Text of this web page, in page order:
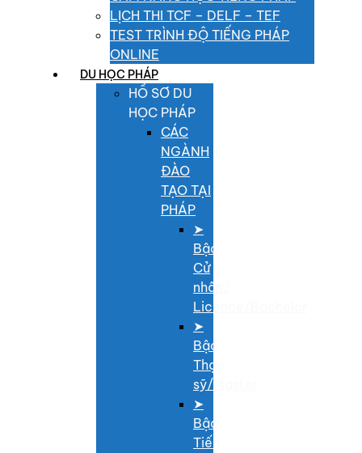
LỊCH THI TCF – DELF – TEF
TEST TRÌNH ĐỘ TIẾNG PHÁP
ONLINE
DU HỌC PHÁP
HỒ SƠ DU
HỌC PHÁP
CÁC
NGÀNH
ĐÀO
TẠO TẠI
PHÁP
➤
Bậc
Cử
nhân/
Licence/Bachelor
➤
Bậc
Thạc
sỹ/Master
➤
Bậc
Tiến